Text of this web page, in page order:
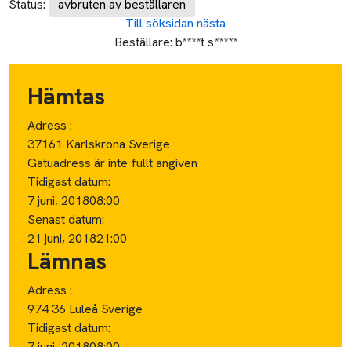
Status:
avbruten av beställaren
Till söksidan nästa
Beställare: b****t s*****
Hämtas
Adress :
37161 Karlskrona Sverige
Gatuadress är inte fullt angiven
Tidigast datum:
7 juni, 201808:00
Senast datum:
21 juni, 201821:00
Lämnas
Adress :
974 36 Luleå Sverige
Tidigast datum: